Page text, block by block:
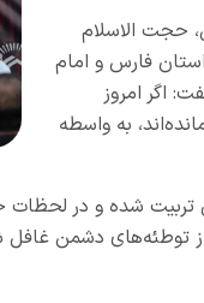
حجت الاسلام
فارس و امام
اگر امروز
به واسطه
شده و در لحظات
توطئه‌های دشمن غافل